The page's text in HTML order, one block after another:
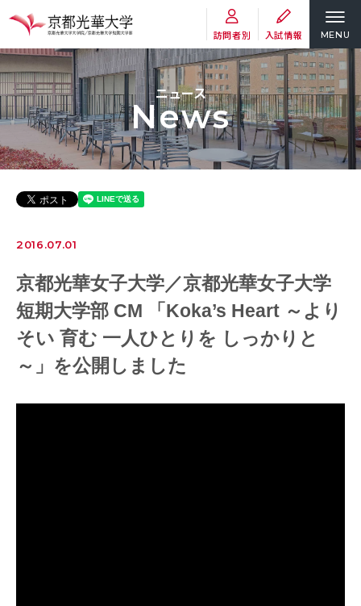
訪問者別 入試情報 MENU
ニュース
News
2016.07.01
京都光華女子大学／京都光華女子大学
短期大学部 CM 「Koka’s Heart ～より
そい 育む 一人ひとりを しっかりと
～」を公開しました